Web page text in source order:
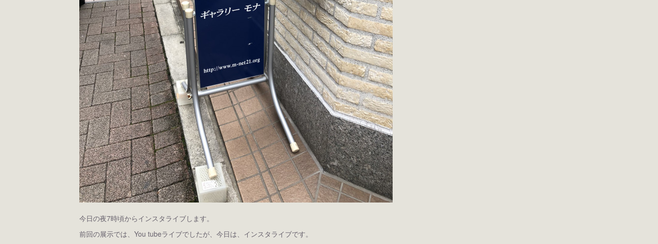
今日の夜7時頃からインスタライブします。
前回の展示では、You tubeライブでしたが、今日は、インスタライブです。